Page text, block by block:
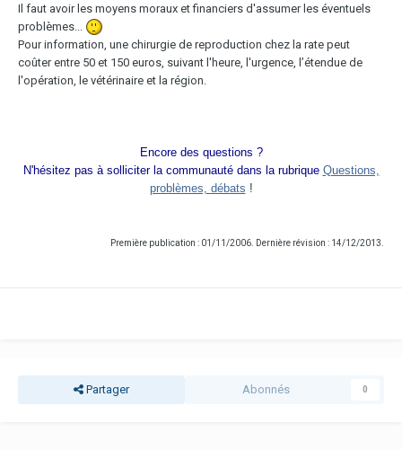
Il faut avoir les moyens moraux et financiers d'assumer les éventuels
problèmes...
Pour information, une chirurgie de reproduction chez la rate peut
coûter entre 50 et 150 euros, suivant l'heure, l'urgence, l’étendue de
l'opération, le vétérinaire et la région.
Encore des questions ?
N'hésitez pas à solliciter la communauté dans la rubrique Questions,
problèmes, débats !
Première publication : 01/11/2006. Dernière révision : 14/12/2013.
Partager Abonnés 0